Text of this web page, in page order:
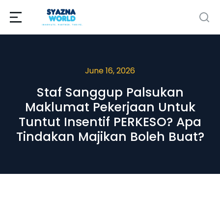
June 16, 2026
Staf Sanggup Palsukan
Maklumat Pekerjaan Untuk
Tuntut Insentif PERKESO? Apa
Tindakan Majikan Boleh Buat?